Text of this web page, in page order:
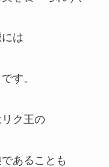
は
す。
ク王の
あることも